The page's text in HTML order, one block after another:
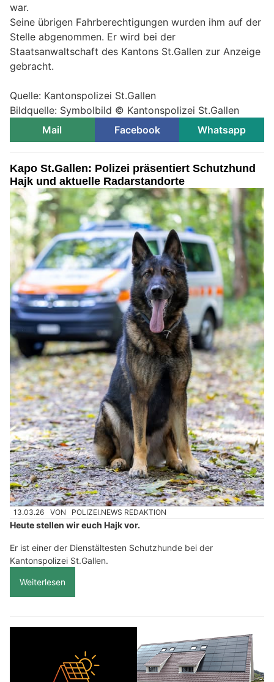
war.
Seine übrigen Fahrberechtigungen wurden ihm auf der
Stelle abgenommen. Er wird bei der
Staatsanwaltschaft des Kantons St.Gallen zur Anzeige
gebracht.
Quelle: Kantonspolizei St.Gallen
Bildquelle: Symbolbild © Kantonspolizei St.Gallen
Mail
Facebook Whatsapp
Kapo St.Gallen: Polizei präsentiert Schutzhund
Hajk und aktuelle Radarstandorte
13.03.26 VON POLIZEI.NEWS REDAKTION
Heute stellen wir euch Hajk vor.
Er ist einer der Dienstältesten Schutzhunde bei der
Kantonspolizei St.Gallen.
Weiterlesen